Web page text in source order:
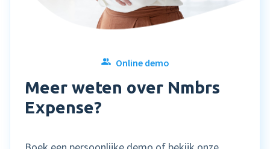
Online demo
Meer weten over Nmbrs
Expense?